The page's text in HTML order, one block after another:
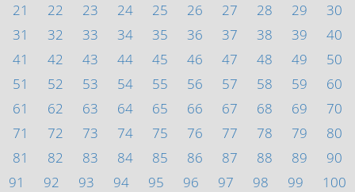
21
22 23 24 25 26 27 28 29
30
31
32 33 34 35 36 37 38 39
40
41
42 43 44 45 46 47 48 49
50
51
52 53 54 55 56 57 58 59
60
61
62 63 64 65 66 67 68 69
70
71
72 73 74 75 76 77 78 79
80
81
82 83 84 85 86 87 88 89
90
91
92 93 94 95 96 97 98 99
100